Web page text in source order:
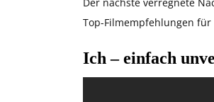
Top-Filmempfehlungen
Ich – einfach